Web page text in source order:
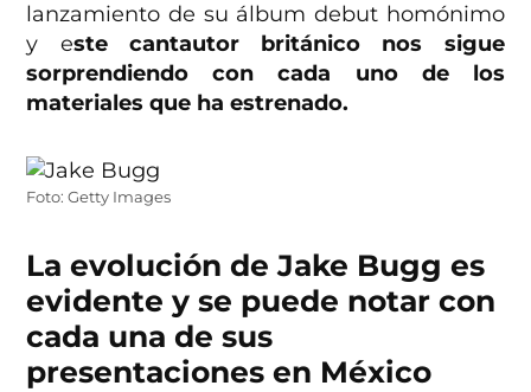
lanzamiento de su álbum debut homónimo
y este cantautor británico nos sigue
sorprendiendo con cada uno de los
materiales que ha estrenado.
Foto: Getty Images
La evolución de Jake Bugg es
evidente y se puede notar con
cada una de sus
presentaciones en México